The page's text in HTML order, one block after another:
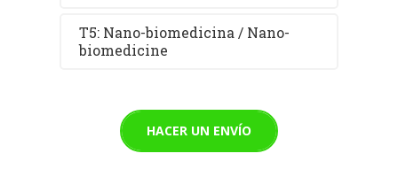
T5: Nano-biomedicina / Nano-
biomedicine
HACER UN ENVÍO